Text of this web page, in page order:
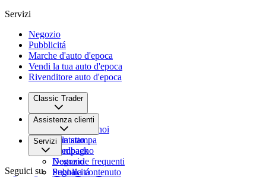
Servizi
Negozio
Pubblicitá
Marche d'auto d'epoca
Vendi la tua auto d'epoca
Rivenditore auto d'epoca
Classic Trader
Chi siamo
Lavora con noi
Sala stampa
Compagno
Assistenza clienti
Contatto
Feedback
Domande frequenti
Segnala contenuto
Servizi
Negozio
Pubblicitá
Seguici su